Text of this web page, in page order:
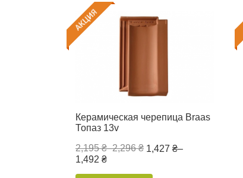
Керамическая черепица Braas
Топаз 13v
2,195 ₴–2,296 ₴ 1,427 ₴–
1,492 ₴